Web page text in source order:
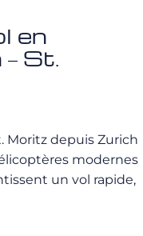
en
St.
Moritz depuis Zurich
modernes
un vol rapide,